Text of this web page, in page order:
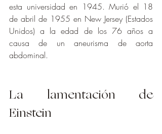
esta universidad en 1945. Murió el 18
de abril de 1955 en New Jersey (Estados
Unidos) a la edad de los 76 años a
causa de un aneurisma de aorta
abdominal.
La lamentación de
Einstein